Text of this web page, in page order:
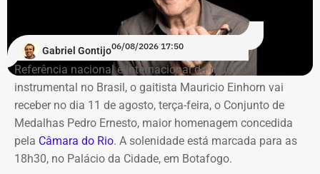
julho de 2024 representavam mais de 20% de toda a
carteira de investimentos do Itaprevi. A equipe técnica do
Tribunal classificou o processo decisório como
“negligente e temerário”.
Entre os principais pontos apontados pela auditoria
estão:
Mudança brusca na estratégia de investimento: a
Gabriel Gontijo06/08/2026 17:50
Referência nacional e internacional da música
instrumental no Brasil, o gaitista Mauricio Einhorn vai
receber no dia 11 de agosto, terça-feira, o Conjunto de
Medalhas Pedro Ernesto, maior homenagem concedida
pela Câmara do Rio. A solenidade está marcada para as
18h30, no Palácio da Cidade, em Botafogo.